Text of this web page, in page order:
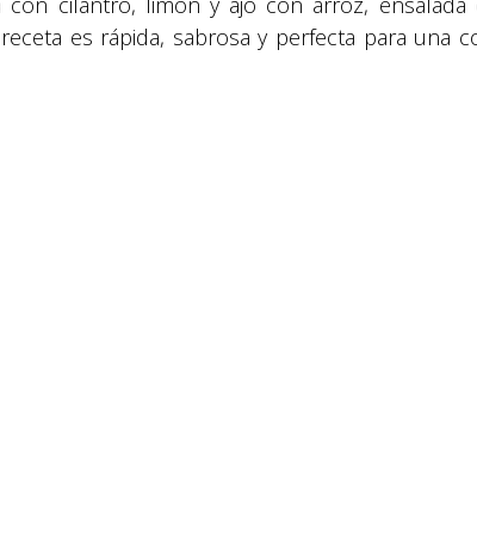
es rápida, sabrosa y perfecta para una